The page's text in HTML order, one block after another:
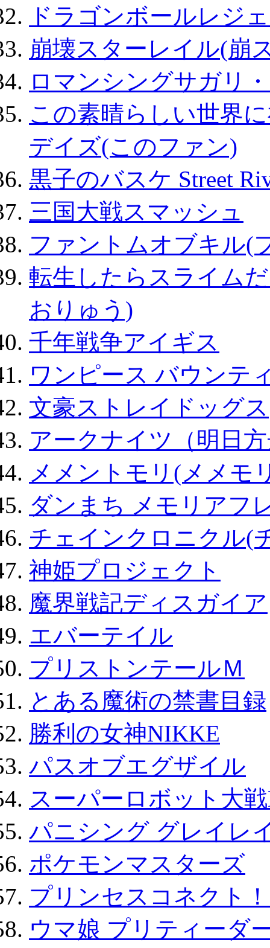
ドラゴンボールレジ
崩壊スターレイル(崩
ロマンシングサガリ
この素晴らしい世界
デイズ(このファン)
黒子のバスケ Street
三国大戦スマッシュ
ファントムオブキル(
転生したらスライム
おりゅう)
千年戦争アイギス
ワンピース バウンテ
文豪ストレイドッグス
アークナイツ（明日
メメントモリ(メメモ
ダンまち メモリアフ
チェインクロニクル(
神姫プロジェクト
魔界戦記ディスガイア
エバーテイル
プリストンテールＭ
とある魔術の禁書目録
勝利の女神NIKKE
パスオブエグザイル
スーパーロボット大
パニシング グレイレ
ポケモンマスターズ
プリンセスコネクト
ウマ娘 プリティーダ